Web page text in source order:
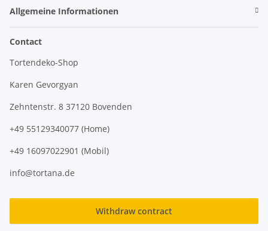
Allgemeine Informationen
Contact
Tortendeko-Shop
Karen Gevorgyan
Zehntenstr. 8 37120 Bovenden
+49 55129340077 (Home)
+49 16097022901 (Mobil)
info@tortana.de
Withdraw contract